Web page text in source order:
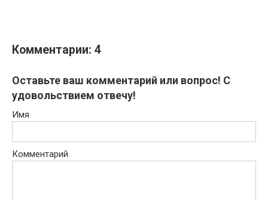
Комментарии: 4
Оставьте ваш комментарий или вопрос! С
удовольствием отвечу!
Имя
Комментарий